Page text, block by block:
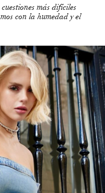
más difíciles
con la humedad y el